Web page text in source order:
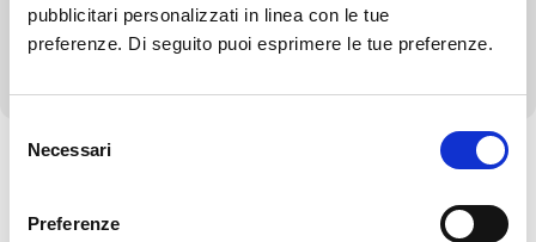
pubblicitari personalizzati in linea con le tue
preferenze. Di seguito puoi esprimere le tue preferenze.
delNecessari
Preferenze
Altri contenuti - Corruzione